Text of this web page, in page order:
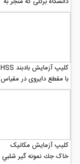
له شدگی بواسطه نداشتن
کلیپ آزمایش بادبند HSS
با مقطع دایروی در مقیاس
حقیقی با اتصال دهنده
کلیپ آزمایش مکانیک
خاک جك نمونه گير شلبي